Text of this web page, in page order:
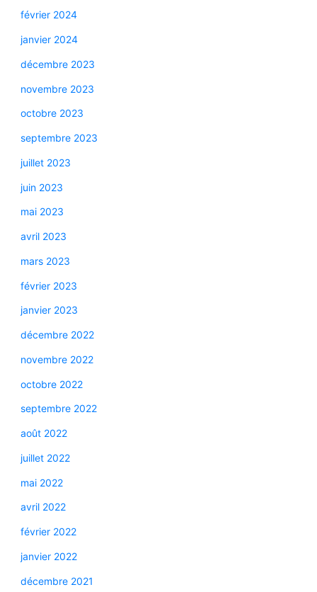
février 2024
janvier 2024
décembre 2023
novembre 2023
octobre 2023
septembre 2023
juillet 2023
juin 2023
mai 2023
avril 2023
mars 2023
février 2023
janvier 2023
décembre 2022
novembre 2022
octobre 2022
septembre 2022
août 2022
juillet 2022
mai 2022
avril 2022
février 2022
janvier 2022
décembre 2021